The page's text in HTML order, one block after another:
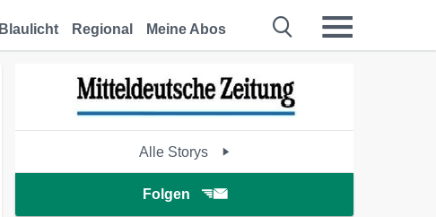
Blaulicht Regional Meine Abos
Alle Storys
Folgen